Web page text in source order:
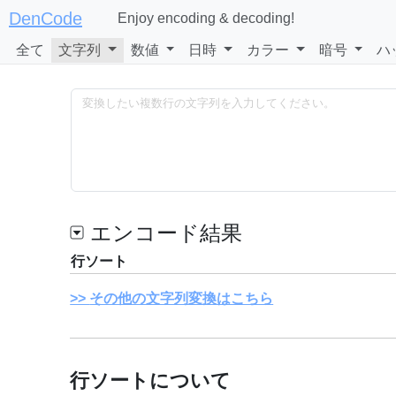
DenCode Enjoy encoding & decoding!
全て 文字列 数値 日時 カラー 暗号 ハ
エンコード結果
行ソート
その他の文字列変換はこちら
行ソートについて